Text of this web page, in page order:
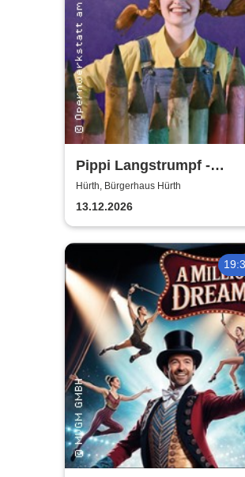
Pippi Langstrumpf -
Bürgerhaus Hürth
Hürth, Bürgerhaus Hürth
13.12.2026